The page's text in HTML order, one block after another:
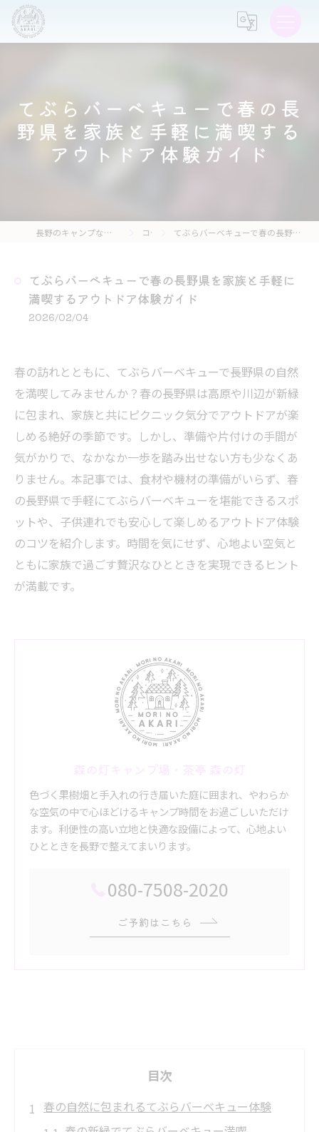
てぶらバーベキューで春の長
野県を家族と手軽に満喫する
アウトドア体験ガイド
長野のキャンプなら森の灯キャンプ場・茶亭 森の灯 コラム てぶらバーベキューで春の長野県を家族と手軽に満喫するアウトドア体験ガイド
てぶらバーベキューで春の長野県を家族と手軽に
満喫するアウトドア体験ガイド
2026/02/04
春の訪れとともに、てぶらバーベキューで長野県の自然
を満喫してみませんか？春の長野県は高原や川辺が新緑
に包まれ、家族と共にピクニック気分でアウトドアが楽
しめる絶好の季節です。しかし、準備や片付けの手間が
気がかりで、なかなか一歩を踏み出せない方も少なくあ
りません。本記事では、食材や機材の準備がいらず、春
の長野県で手軽にてぶらバーベキューを堪能できるスポ
ットや、子供連れでも安心して楽しめるアウトドア体験
のコツを紹介します。時間を気にせず、心地よい空気と
ともに家族で過ごす贅沢なひとときを実現できるヒント
が満載です。
色づく果樹畑と手入れの行き届いた庭に囲まれ、やわらか
な空気の中で心ほどけるキャンプ時間をお過ごしいただけ
ます。利便性の高い立地と快適な設備によって、心地よい
ひとときを長野で整えてまいります。
080-7508-2020
ご予約はこちら
目次
春の自然に包まれるてぶらバーベキュー体験